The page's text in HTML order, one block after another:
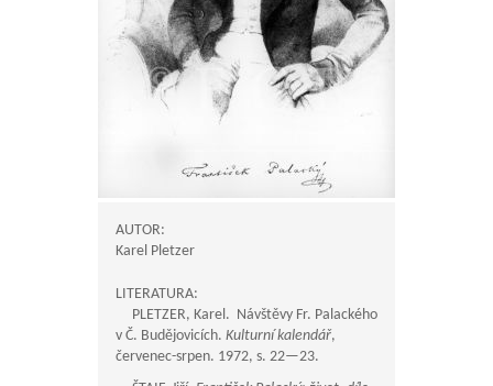
AUTOR:
Karel Pletzer
LITERATURA:
PLETZER, Karel. Návštěvy Fr. Palackého
v Č. Budějovicích. Kulturní kalendář,
červenec-srpen. 1972, s. 22—23.